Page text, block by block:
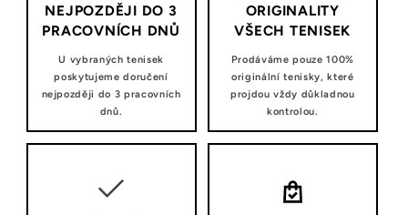
NEJPOZDĚJI DO 3
PRACOVNÍCH DNŮ
U vybraných tenisek
poskytujeme doručení
nejpozději do 3 pracovních
dnů.
ORIGINALITY
VŠECH TENISEK
Prodáváme pouze 100%
originální tenisky, které
projdou vždy důkladnou
kontrolou.